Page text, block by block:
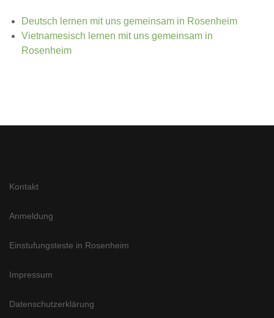
Deutsch lernen mit uns gemeinsam in Rosenheim
Vietnamesisch lernen mit uns gemeinsam in
Rosenheim
Kontakt
Anmeldung
Einstufungsteste in Rosenheim
Impressum
Datenschutzerklärung